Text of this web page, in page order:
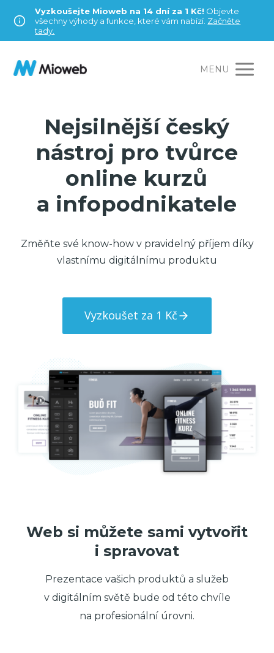
Vyzkoušejte Mioweb na 14 dní za 1 Kč! Objevte
všechny výhody a funkce, které vám nabízí. Začněte
tady.
MENU
Nejsilnější český
nástroj pro tvůrce
online kurzů
a infopodnikatele
Změňte své know-how v pravidelný příjem díky
vlastnímu digitálnímu produktu
Vyzkoušet za 1 Kč
Web si můžete sami vytvořit
i spravovat
Prezentace vašich produktů a služeb
v digitálním světě bude od této chvíle
na profesionální úrovni.